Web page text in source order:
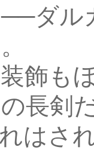
ダル
飾も
長剣
はさ